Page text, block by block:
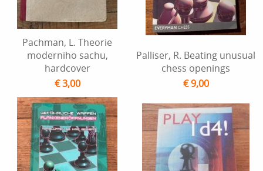
Pachman, L. Theorie
moderniho sachu,
hardcover
€ 3,00
Palliser, R. Beating unusual
chess openings
€ 9,00